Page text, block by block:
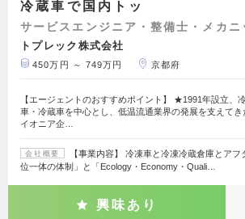
冷蔵車で国内トッ
サービスエンジニア・整備士・メカニ
トプレック株式会社
450万円 ～ 749万円 京都府
【エージェントのおすすめポイント】 ★1991年設立、
車・冷蔵車を中心とし、低温流通業界の発展を支えてき
イオニア企…
会社概要
【事業内容】 冷凍車と冷凍冷蔵倉庫とア
位一体の体制」と「Ecology・Economy・Quali…
興味あり